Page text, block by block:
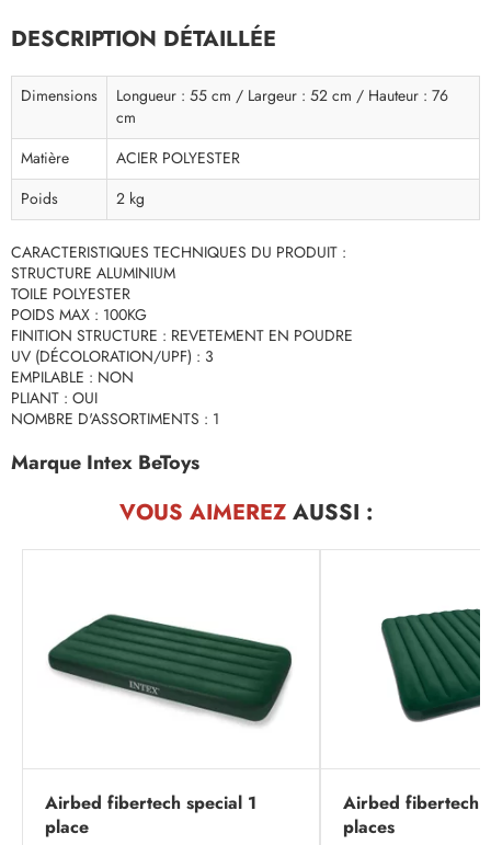
DESCRIPTION DÉTAILLÉE
Dimensions
Longueur : 55 cm / Largeur : 52 cm / Hauteur : 76
cm
Matière
ACIER POLYESTER
Poids
2 kg
CARACTERISTIQUES TECHNIQUES DU PRODUIT :
STRUCTURE ALUMINIUM
TOILE POLYESTER
POIDS MAX : 100KG
FINITION STRUCTURE : REVETEMENT EN POUDRE
UV (DÉCOLORATION/UPF) : 3
EMPILABLE : NON
PLIANT : OUI
NOMBRE D'ASSORTIMENTS : 1
Marque Intex BeToys
VOUS AIMEREZAUSSI :
Airbed fibertech special 1
place
Airbed fibertech
places